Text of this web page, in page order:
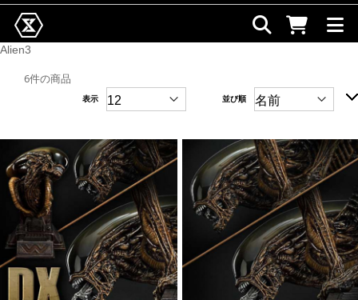
Alien3
6件の商品
並び順
表示